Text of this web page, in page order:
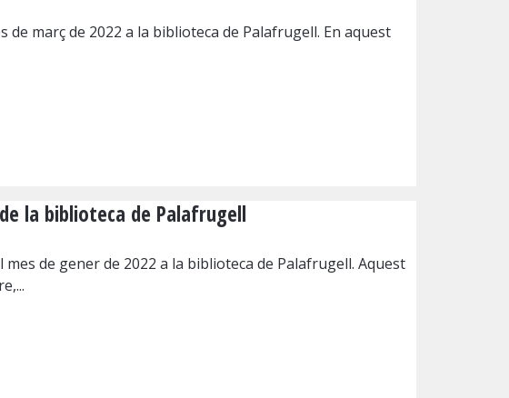
març de 2022 a la biblioteca de Palafrugell. En aquest
la biblioteca de Palafrugell
de gener de 2022 a la biblioteca de Palafrugell. Aquest